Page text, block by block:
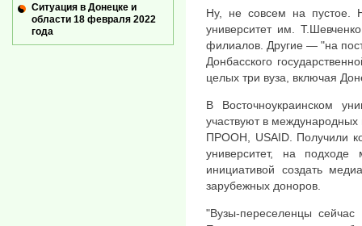
Ну, не совсем на пустое.
университет им.
филиалов. Другие — "на
Донбасского
целых три вуза, включая
В Восточноукраинском
участвуют в
ПРООН, USAID. Получили
университет, на подходе
инициативой создать
зарубежных доноров.
"Вузы-переселенцы
Ситуация в Донецке и
области 18 февраля 2022
года